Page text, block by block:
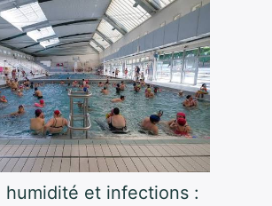
humidité et infections :